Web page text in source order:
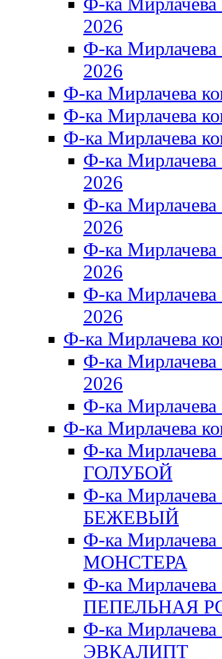
2026
Ф-ка
2026
Ф-ка Мирлачева
Ф-ка Мирлачева
Ф-ка Мирлачева
Ф-ка
2026
Ф-ка
2026
Ф-ка
2026
Ф-ка
2026
Ф-ка Мирлачева
Ф-ка
2026
Ф-ка
Ф-ка Мирлачева
Ф-ка
ГОЛУБОЙ
Ф-ка
БЕЖЕВЫЙ
Ф-ка
МОНСТЕРА
Ф-ка
ПЕПЕЛЬНАЯ
Ф-ка
ЭВКАЛИПТ